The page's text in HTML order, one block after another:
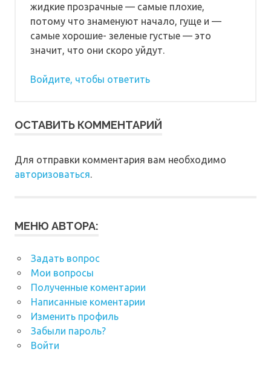
жидкие прозрачные — самые плохие,
потому что знаменуют начало, гуще и —
самые хорошие- зеленые густые — это
значит, что они скоро уйдут.
Войдите, чтобы ответить
ОСТАВИТЬ КОММЕНТАРИЙ
Для отправки комментария вам необходимо
авторизоваться.
МЕНЮ АВТОРА:
Задать вопрос
Мои вопросы
Полученные коментарии
Написанные коментарии
Изменить профиль
Забыли пароль?
Войти